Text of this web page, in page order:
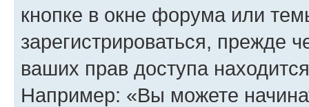
кнопке в окне форума или
зарегистрироваться, прежде
ваших прав доступа
Например: «Вы можете